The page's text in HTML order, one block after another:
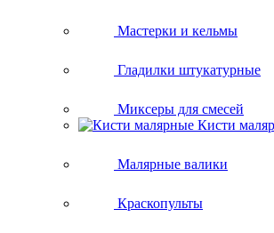
Мастерки и кельмы
Гладилки штукатурные
Миксеры для смесей
Кисти
Малярные валики
Краскопульты